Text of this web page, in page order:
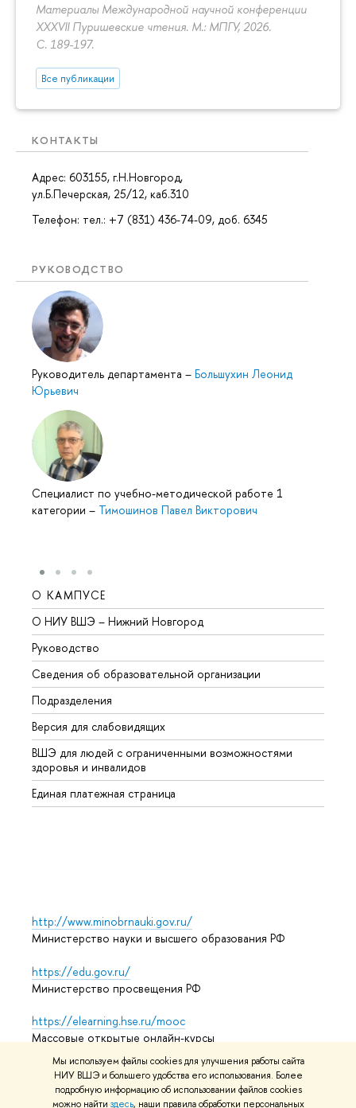
Мы используем файлы cookies для улучшения работы сайта
НИУ ВШЭ и большего удобства его использования. Более
подробную информацию об использовании файлов cookies
можно найти здесь, наши правила обработки персональных
Материалы Международной научной конференции
XXXVII Пуришевские чтения. М.: МПГУ, 2026.
С. 189-197.
Все публикации
КОНТАКТЫ
Адрес: 603155, г.Н.Новгород,
ул.Б.Печерская, 25/12, каб.310
Телефон: тел.: +7 (831) 436-74-09, доб. 6345
РУКОВОДСТВО
Руководитель департамента – Большухин Леонид
Юрьевич
Специалист по учебно-методической работе 1
категории – Тимошинов Павел Викторович
О КАМПУСЕ
О НИУ ВШЭ – Нижний Новгород
Руководство
Сведения об образовательной организации
Подразделения
Версия для слабовидящих
ВШЭ для людей с ограниченными возможностями
здоровья и инвалидов
Единая платежная страница
http://www.minobrnauki.gov.ru/
Министерство науки и высшего образования РФ
https://edu.gov.ru/
Министерство просвещения РФ
https://elearning.hse.ru/mooc
Массовые открытые онлайн-курсы
© НИУ ВШЭ 1993–2026 Адреса и контактыУсловия